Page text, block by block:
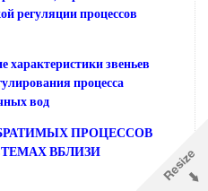
регуляции процессов
характеристики звеньев
процесса
вод
ПРОЦЕССОВ
ВБЛИЗИ